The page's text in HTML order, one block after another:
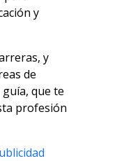
y
y
de
que te
profesión